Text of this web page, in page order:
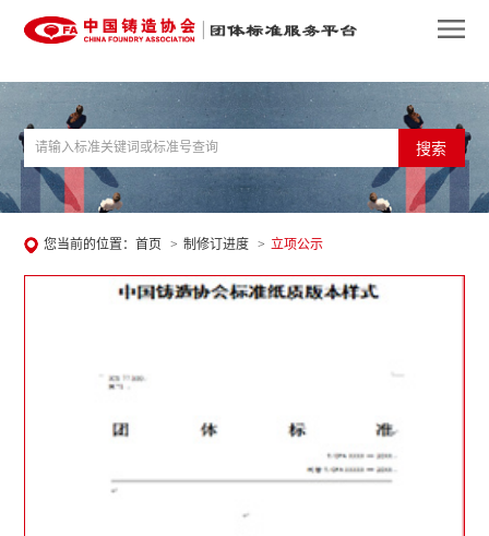
搜索
您当前的位置：首页 > 制修订进度 > 立项公示